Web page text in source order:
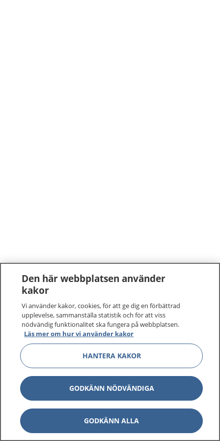
Den här webbplatsen använder
kakor
Vi använder kakor, cookies, för att ge dig en förbättrad
upplevelse, sammanställa statistik och för att viss
nödvändig funktionalitet ska fungera på webbplatsen.
Läs mer om hur vi använder kakor
HANTERA KAKOR
GODKÄNN NÖDVÄNDIGA
GODKÄNN ALLA